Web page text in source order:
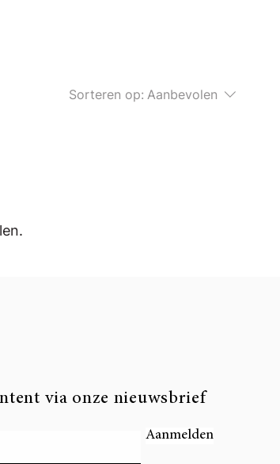
Sorteren op: Aanbevolen
via onze nieuwsbrief
Aanmelden